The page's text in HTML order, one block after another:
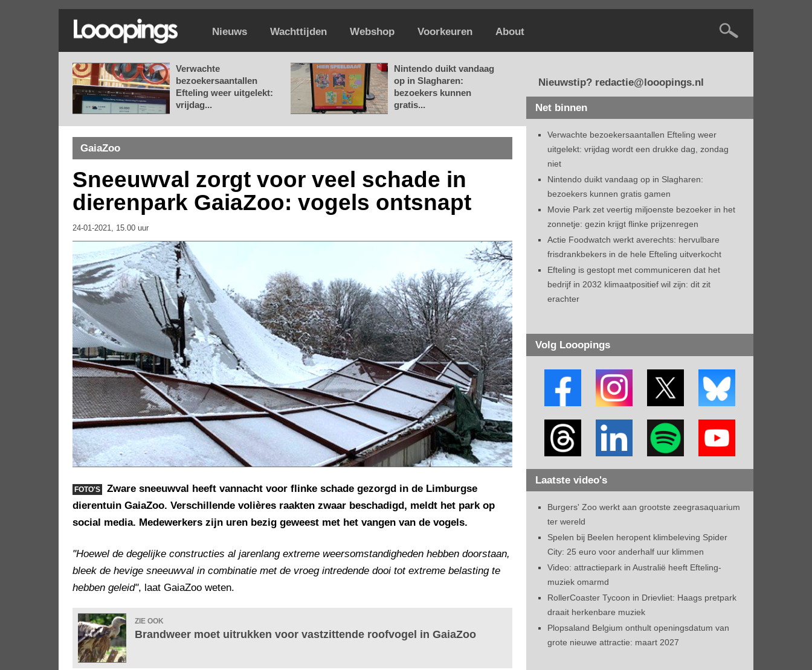
Nieuws Wachttijden Webshop Voorkeuren About
Verwachte
bezoekersaantallen
Efteling weer uitgelekt:
vrijdag...
Nintendo duikt vandaag
op in Slagharen:
bezoekers kunnen
gratis...
GaiaZoo
Sneeuwval zorgt voor veel schade in
dierenpark GaiaZoo: vogels ontsnapt
24-01-2021, 15.00 uur
FOTO'S
Zware sneeuwval heeft vannacht voor flinke schade gezorgd in de Limburgse
dierentuin GaiaZoo. Verschillende volières raakten zwaar beschadigd, meldt het park op
social media. Medewerkers zijn uren bezig geweest met het vangen van de vogels.
"Hoewel de degelijke constructies al jarenlang extreme weersomstandigheden hebben doorstaan,
bleek de hevige sneeuwval in combinatie met de vroeg intredende dooi tot extreme belasting te
hebben geleid", laat GaiaZoo weten.
ZIE OOK
Brandweer moet uitrukken voor vastzittende roofvogel in GaiaZoo
Nieuwstip? redactie@looopings.nl
Net binnen
Verwachte bezoekersaantallen Efteling weer
uitgelekt: vrijdag wordt een drukke dag, zondag
niet
Nintendo duikt vandaag op in Slagharen:
bezoekers kunnen gratis gamen
Movie Park zet veertig miljoenste bezoeker in het
zonnetje: gezin krijgt flinke prijzenregen
Actie Foodwatch werkt averechts: hervulbare
frisdrankbekers in de hele Efteling uitverkocht
Efteling is gestopt met communiceren dat het
bedrijf in 2032 klimaatpositief wil zijn: dit zit
erachter
Volg Looopings
Laatste video's
Burgers' Zoo werkt aan grootste zeegrasaquarium
ter wereld
Spelen bij Beelen heropent klimbeleving Spider
City: 25 euro voor anderhalf uur klimmen
Video: attractiepark in Australië heeft Efteling-
muziek omarmd
RollerCoaster Tycoon in Drievliet: Haags pretpark
draait herkenbare muziek
Plopsaland Belgium onthult openingsdatum van
grote nieuwe attractie: maart 2027